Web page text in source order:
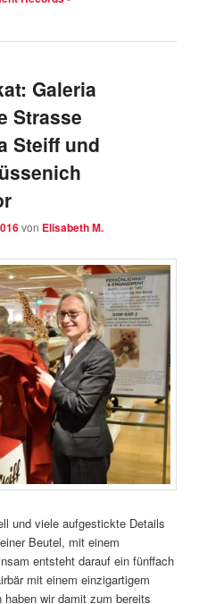
Galeria
Strasse
Steiff und
von Elisabeth M.
und viele aufgestickte Details
Beutel, mit einem
entsteht darauf ein fünffach
mit einem einzigartigem
haben wir damit zum bereits